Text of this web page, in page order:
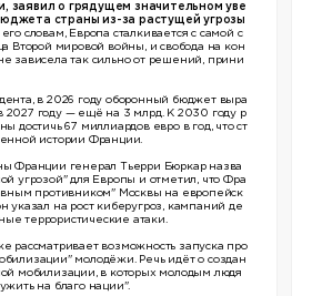
заявил о грядущем значительном уве
страны из-за растущей угрозы
его словам, Европа сталкивается с самой с
Второй мировой войны, и свобода на кон
зависела так сильно от решений, прини
в 2026 году оборонный бюджет выра
2027 году — ещё на 3 млрд. К 2030 году р
достичь 67 миллиардов евро в год, что ст
истории Франции.
Франции генерал Тьерри Бюркар назва
угрозой" для Европы и отметил, что Фра
противником" Москвы на европейск
указал на рост киберугроз, кампаний де
террористические атаки.
рассматривает возможность запуска про
молодёжи. Речь идёт о создан
мобилизации, в которых молодым людя
на благо нации".